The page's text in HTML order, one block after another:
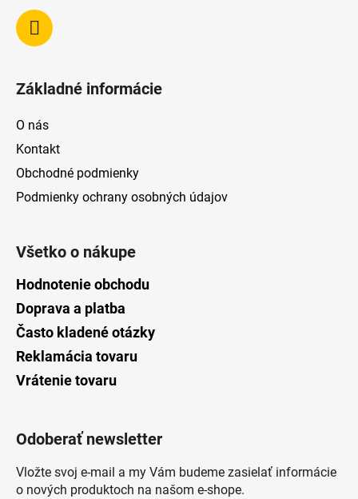
Základné informácie
O nás
Kontakt
Obchodné podmienky
Podmienky ochrany osobných údajov
Všetko o nákupe
Hodnotenie obchodu
Doprava a platba
Často kladené otázky
Reklamácia tovaru
Vrátenie tovaru
Odoberať newsletter
Vložte svoj e-mail a my Vám budeme zasielať informácie
o nových produktoch na našom e-shope.